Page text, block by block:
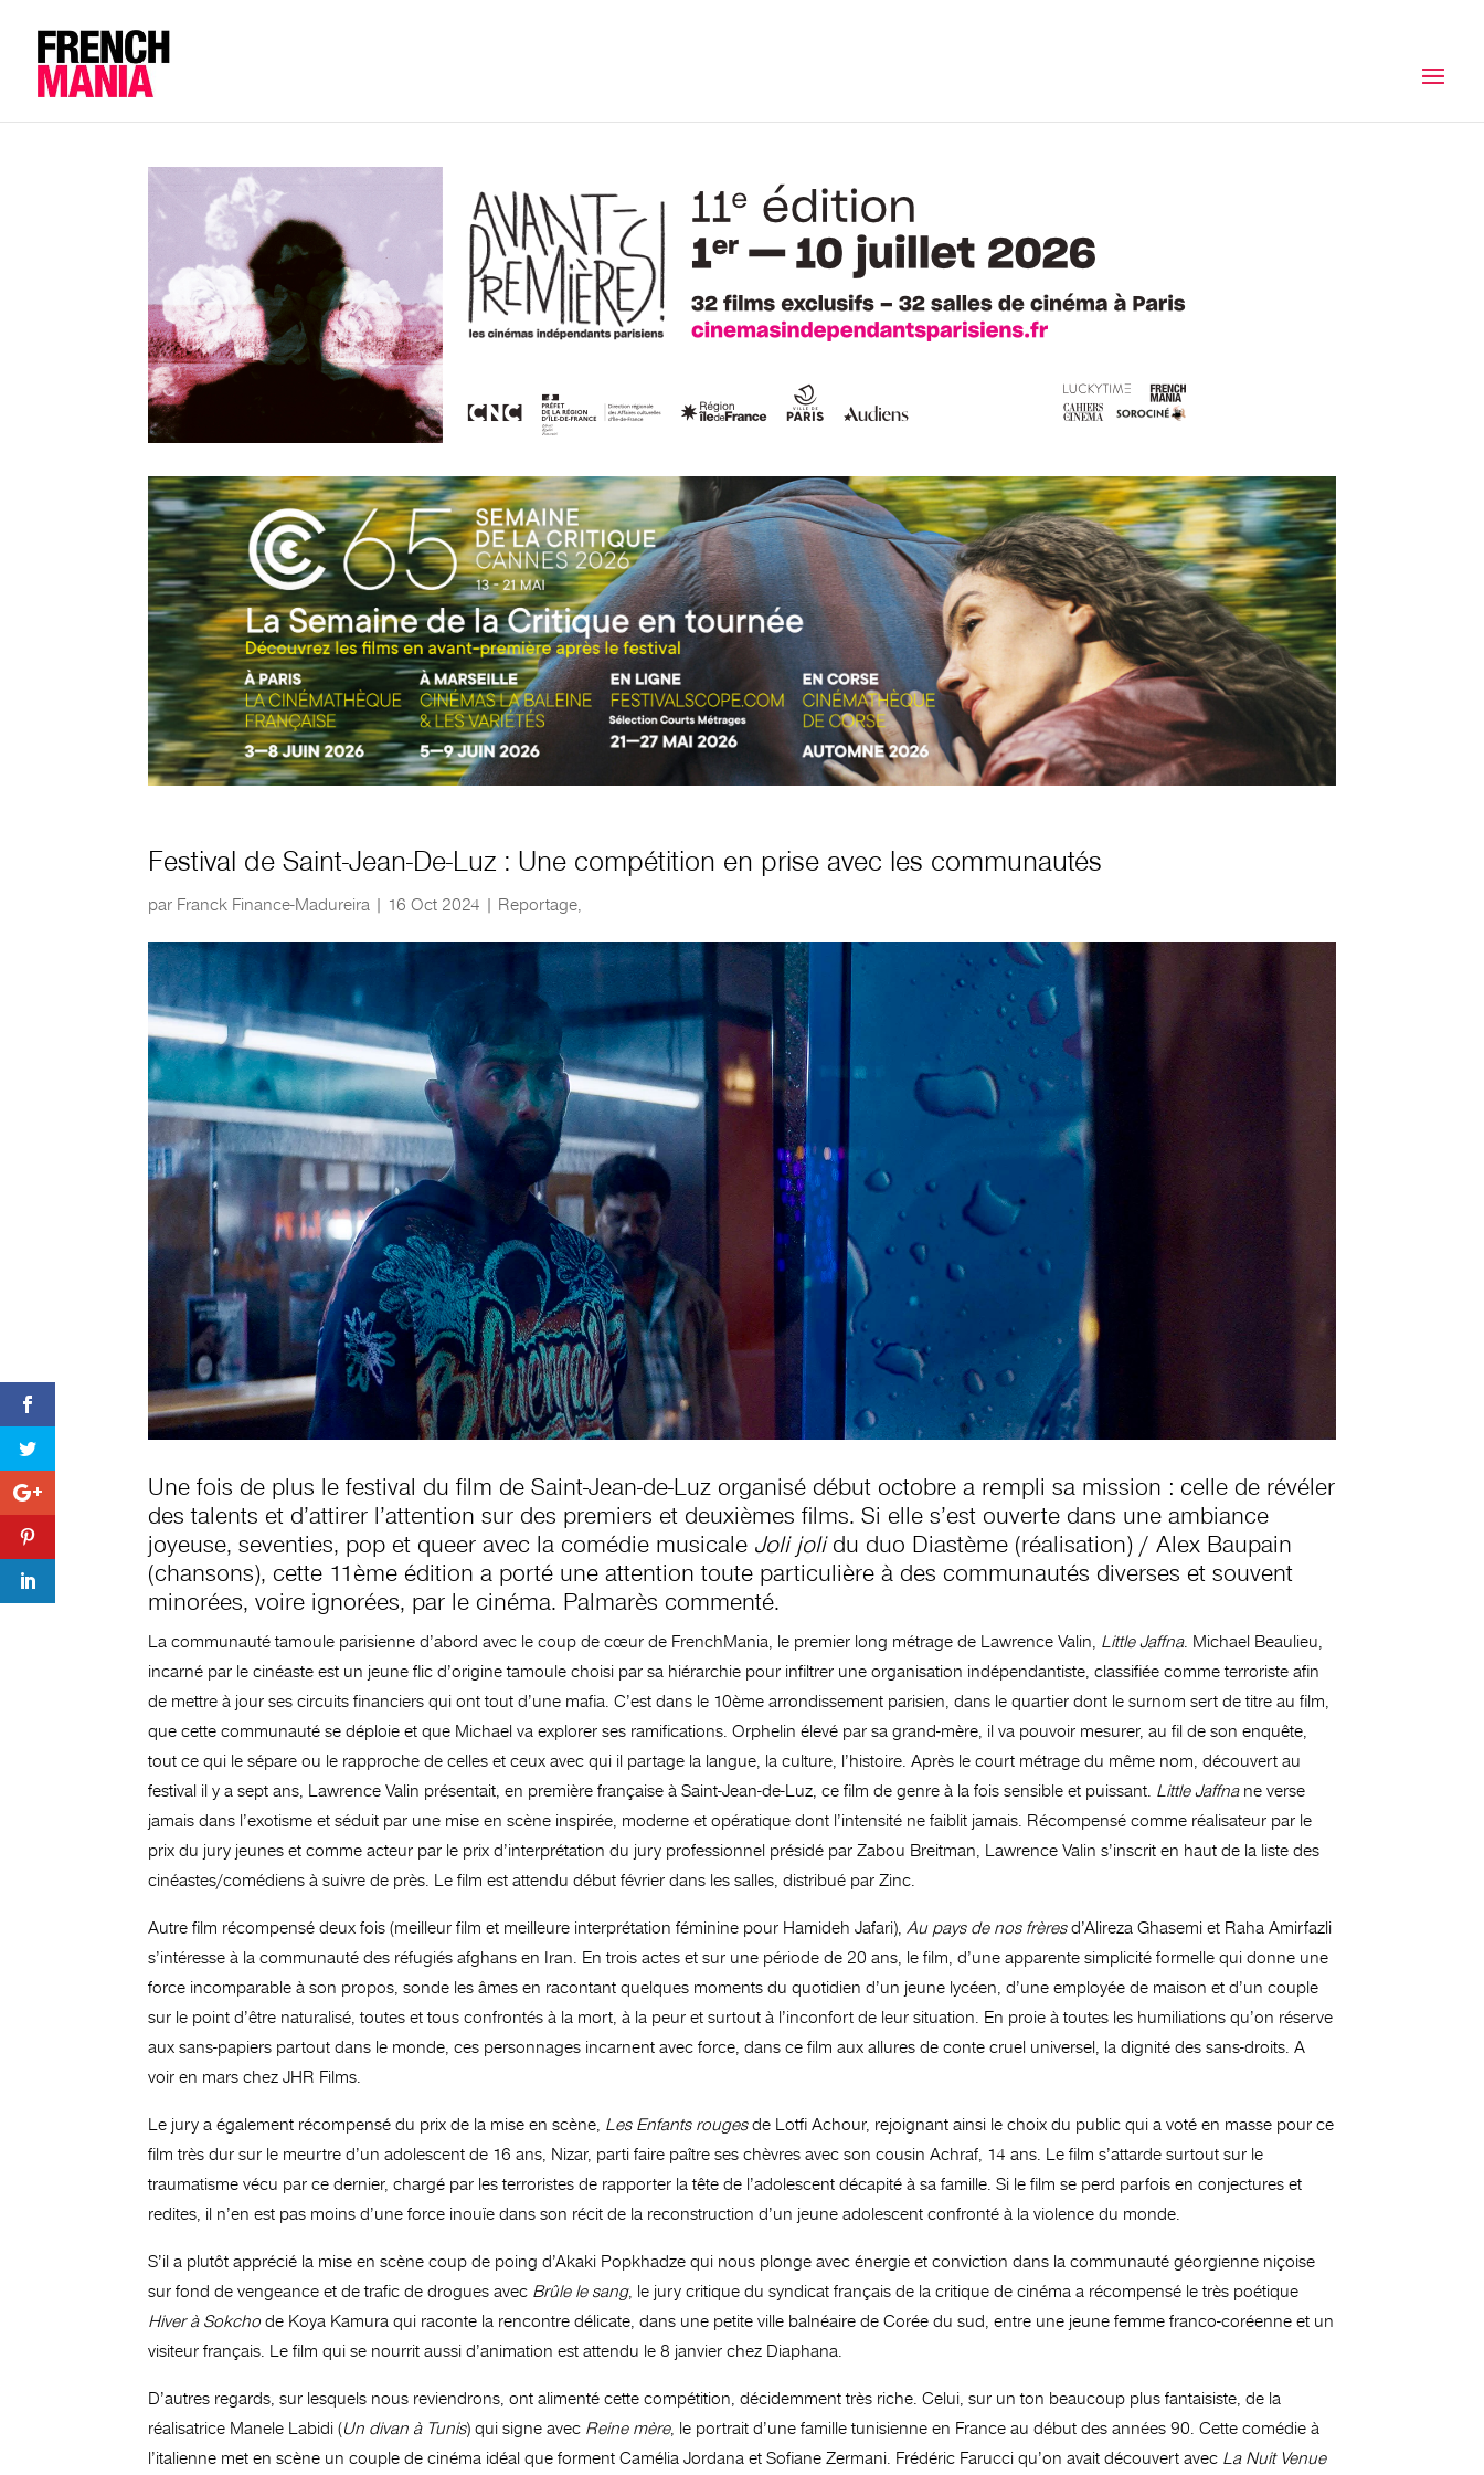
Festival de Saint-Jean-De-Luz : Une compétition en prise avec les communautés
par Franck Finance-Madureira | 16 Oct 2024 | Reportage,
Une fois de plus le festival du film de Saint-Jean-de-Luz organisé début octobre a rempli sa mission : celle de révéler
des talents et d’attirer l’attention sur des premiers et deuxièmes films. Si elle s’est ouverte dans une ambiance
joyeuse, seventies, pop et queer avec la comédie musicale Joli jolidu duo Diastème (réalisation) / Alex Baupain
(chansons), cette 11ème édition a porté une attention toute particulière à des communautés diverses et souvent
minorées, voire ignorées, par le cinéma. Palmarès commenté.
La communauté tamoule parisienne d’abord avec le coup de cœur de FrenchMania, le premier long métrage de Lawrence Valin, Little Jaffna. Michael Beaulieu,
incarné par le cinéaste est un jeune flic d’origine tamoule choisi par sa hiérarchie pour infiltrer une organisation indépendantiste, classifiée comme terroriste afin
de mettre à jour ses circuits financiers qui ont tout d’une mafia. C’est dans le 10ème arrondissement parisien, dans le quartier dont le surnom sert de titre au film,
que cette communauté se déploie et que Michael va explorer ses ramifications. Orphelin élevé par sa grand-mère, il va pouvoir mesurer, au fil de son enquête,
tout ce qui le sépare ou le rapproche de celles et ceux avec qui il partage la langue, la culture, l’histoire. Après le court métrage du même nom, découvert au
festival il y a sept ans, Lawrence Valin présentait, en première française à Saint-Jean-de-Luz, ce film de genre à la fois sensible et puissant. Little Jaffnane verse
jamais dans l’exotisme et séduit par une mise en scène inspirée, moderne et opératique dont l’intensité ne faiblit jamais. Récompensé comme réalisateur par le
prix du jury jeunes et comme acteur par le prix d’interprétation du jury professionnel présidé par Zabou Breitman, Lawrence Valin s’inscrit en haut de la liste des
cinéastes/comédiens à suivre de près. Le film est attendu début février dans les salles, distribué par Zinc.
Autre film récompensé deux fois (meilleur film et meilleure interprétation féminine pour Hamideh Jafari), Au pays de nos frèresd’Alireza Ghasemi et Raha Amirfazli
s’intéresse à la communauté des réfugiés afghans en Iran. En trois actes et sur une période de 20 ans, le film, d’une apparente simplicité formelle qui donne une
force incomparable à son propos, sonde les âmes en racontant quelques moments du quotidien d’un jeune lycéen, d’une employée de maison et d’un couple
sur le point d’être naturalisé, toutes et tous confrontés à la mort, à la peur et surtout à l’inconfort de leur situation. En proie à toutes les humiliations qu’on réserve
aux sans-papiers partout dans le monde, ces personnages incarnent avec force, dans ce film aux allures de conte cruel universel, la dignité des sans-droits. A
voir en mars chez JHR Films.
Le jury a également récompensé du prix de la mise en scène, Les Enfants rougesde Lotfi Achour, rejoignant ainsi le choix du public qui a voté en masse pour ce
film très dur sur le meurtre d’un adolescent de 16 ans, Nizar, parti faire paître ses chèvres avec son cousin Achraf, 14 ans. Le film s’attarde surtout sur le
traumatisme vécu par ce dernier, chargé par les terroristes de rapporter la tête de l’adolescent décapité à sa famille. Si le film se perd parfois en conjectures et
redites, il n’en est pas moins d’une force inouïe dans son récit de la reconstruction d’un jeune adolescent confronté à la violence du monde.
S’il a plutôt apprécié la mise en scène coup de poing d’Akaki Popkhadze qui nous plonge avec énergie et conviction dans la communauté géorgienne niçoise
sur fond de vengeance et de trafic de drogues avec Brûle le sang, le jury critique du syndicat français de la critique de cinéma a récompensé le très poétique
Hiver à Sokcho de Koya Kamura qui raconte la rencontre délicate, dans une petite ville balnéaire de Corée du sud, entre une jeune femme franco-coréenne et un
visiteur français. Le film qui se nourrit aussi d’animation est attendu le 8 janvier chez Diaphana.
D’autres regards, sur lesquels nous reviendrons, ont alimenté cette compétition, décidemment très riche. Celui, sur un ton beaucoup plus fantaisiste, de la
réalisatrice Manele Labidi (Un divan à Tunis) qui signe avec Reine mère, le portrait d’une famille tunisienne en France au début des années 90. Cette comédie à
l’italienne met en scène un couple de cinéma idéal que forment Camélia Jordana et Sofiane Zermani. Frédéric Farucci qu’on avait découvert avec La Nuit Venue